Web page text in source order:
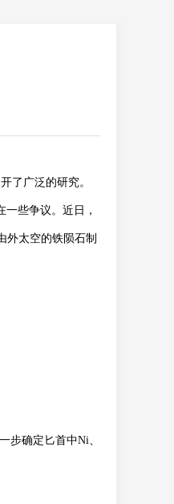
了广泛的研究。
些争议。近日，
外太空的铁陨石制
步确定匕首中Ni、